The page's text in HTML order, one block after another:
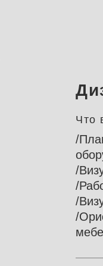
Что
/
/
/
/
/